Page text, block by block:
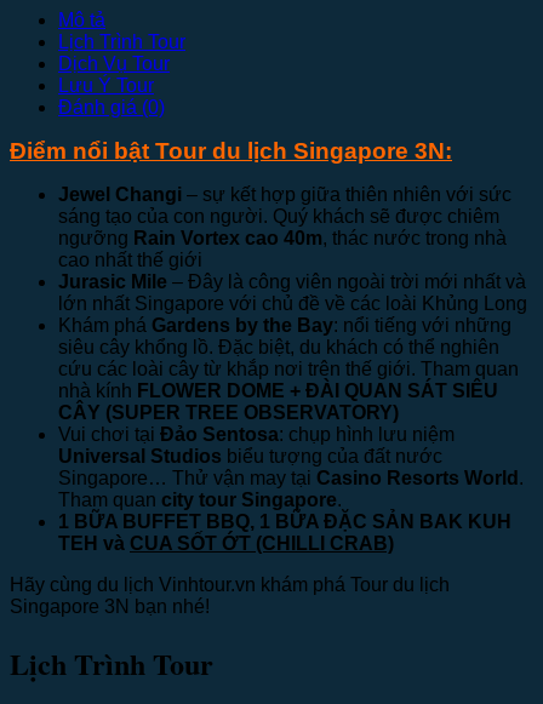
Mô tả
Lịch Trình Tour
Dịch Vụ Tour
Lưu Ý Tour
Đánh giá (0)
Điểm nổi bật Tour du lịch Singapore 3N:
Jewel Changi – sự kết hợp giữa thiên nhiên với sức
sáng tạo của con người. Quý khách sẽ được chiêm
ngưỡng Rain Vortex cao 40m, thác nước trong nhà
cao nhất thế giới
Jurasic Mile – Đây là công viên ngoài trời mới nhất và
lớn nhất Singapore với chủ đề về các loài Khủng Long
Khám phá Gardens by the Bay: nổi tiếng với những
siêu cây khổng lồ. Đặc biệt, du khách có thể nghiên
cứu các loài cây từ khắp nơi trên thế giới. Tham quan
nhà kính FLOWER DOME + ĐÀI QUAN SÁT SIÊU
CÂY (SUPER TREE OBSERVATORY)
Vui chơi tại Đảo Sentosa: chụp hình lưu niệm
Universal Studios biểu tượng của đất nước
Singapore… Thử vận may tại Casino Resorts World .
Tham quan city tour Singapore.
1 BỮA BUFFET BBQ, 1 BỮA ĐẶC SẢN BAK KUH
TEH và CUA SỐT ỚT (CHILLI CRAB)
Hãy cùng du lịch Vinhtour.vn khám phá Tour du lịch
Singapore 3N bạn nhé!
Lịch Trình Tour